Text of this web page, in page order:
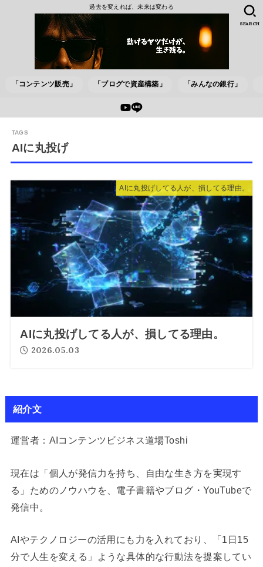
過去を変えれば、未来は変わる
「コンテンツ販売」 「ブログで資産構築」 「みんなの銀行」
SEARCH
AIに丸投げ
AIに丸投げしてる人が、損してる理由。
AIに丸投げしてる人が、損してる理由。
2026.05.03
紹介文
運営者：AIコンテンツビジネス道場Toshi
現在は「個人が発信力を持ち、自由な生き方を実現す
る」ためのノウハウを、電子書籍やブログ・YouTubeで
発信中。
AIやテクノロジーの活用にも力を入れており、「1日15
分で人生を変える」ような具体的な行動法を提案してい